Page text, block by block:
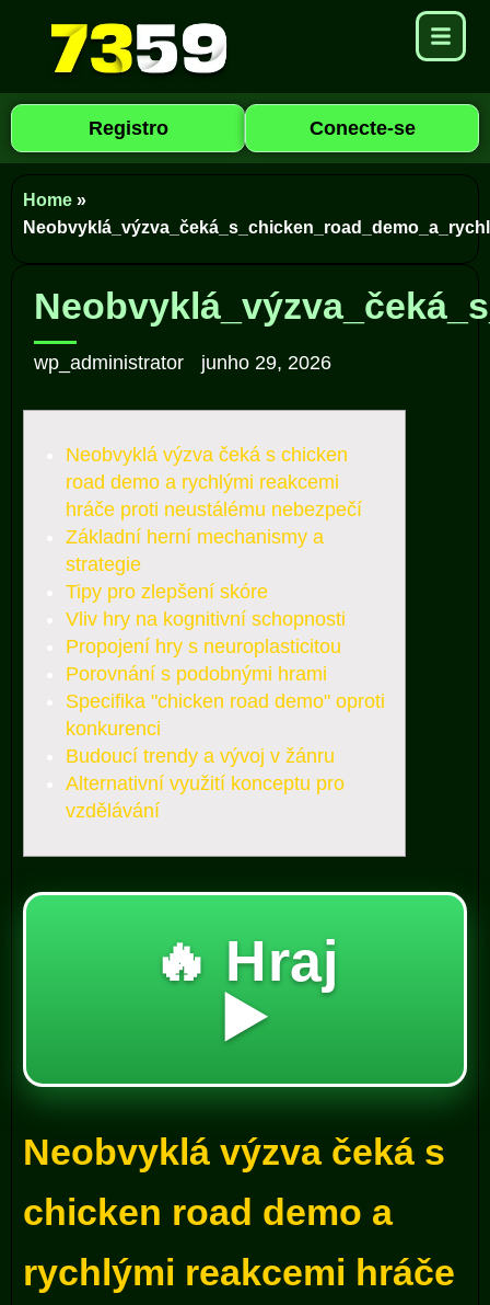
Registro Conecte-se
Home »
wp_administrator junho 29, 2026
Neobvyklá výzva čeká s chicken
road demo a rychlými reakcemi
hráče proti neustálému nebezpečí
Základní herní mechanismy a
strategie
Tipy pro zlepšení skóre
Vliv hry na kognitivní schopnosti
Propojení hry s neuroplasticitou
Porovnání s podobnými hrami
Specifika "chicken road demo" oproti
konkurenci
Budoucí trendy a vývoj v žánru
Alternativní využití konceptu pro
vzdělávání
🔥 Hraj
▶️
Neobvyklá výzva čeká s
chicken road demo a
rychlými reakcemi hráče